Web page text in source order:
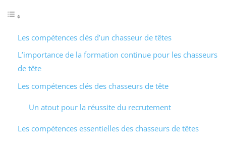
Les compétences clés d’un chasseur de têtes
L’importance de la formation continue pour les chasseurs
de tête
Les compétences clés des chasseurs de tête
Un atout pour la réussite du recrutement
Les compétences essentielles des chasseurs de têtes